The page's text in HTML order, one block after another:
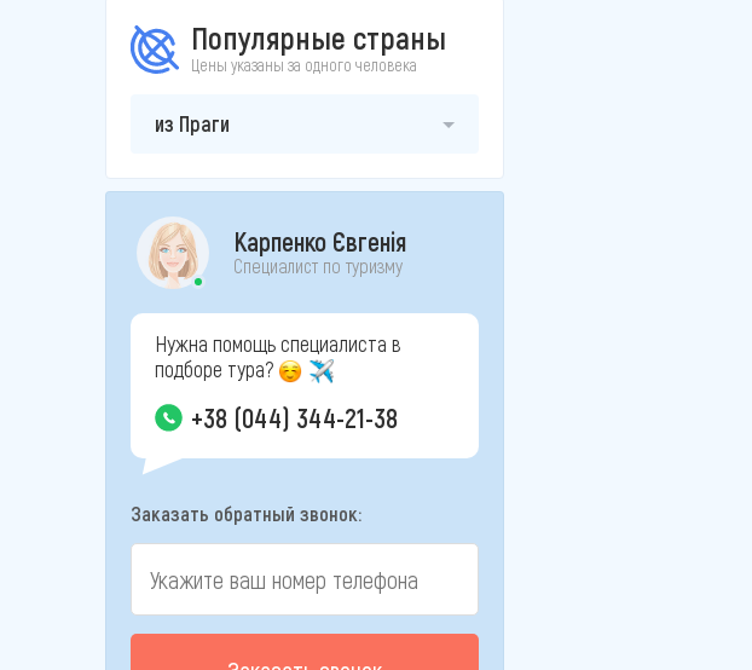
Популярные страны
Цены указаны за одного человека
из Праги
Карпенко Євгенія
Специалист по туризму
Нужна помощь специалиста в
подборе тура?
+38 (044) 344-21-38
Заказать обратный звонок: